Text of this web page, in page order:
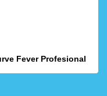
Fever Profesional